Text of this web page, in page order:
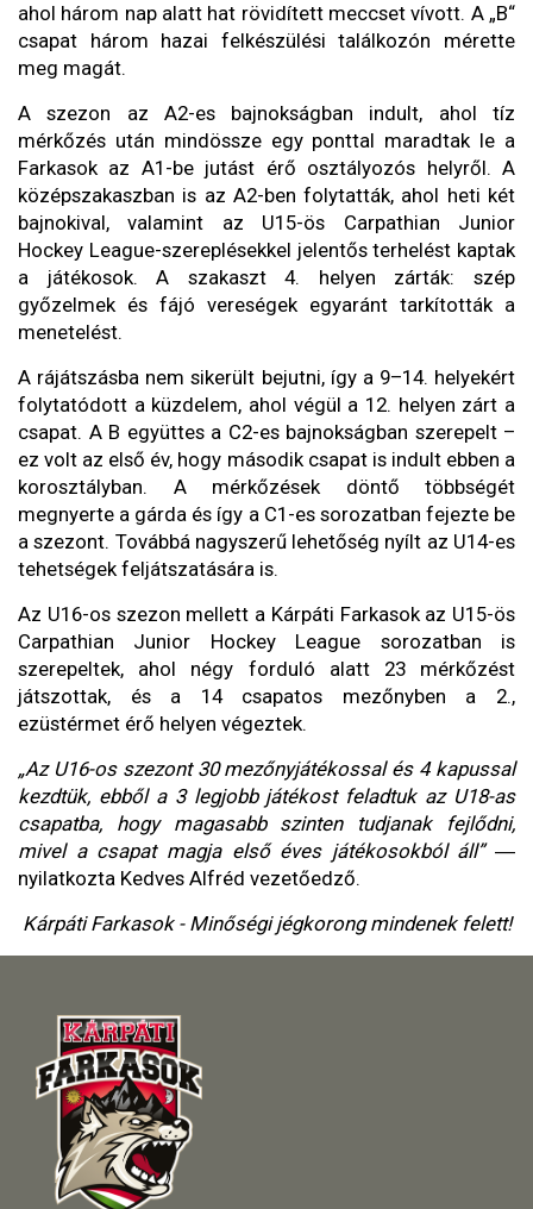
ahol három nap alatt hat rövidített meccset vívott. A „B“
csapat három hazai felkészülési találkozón mérette
meg magát.
A szezon az A2-es bajnokságban indult, ahol tíz
mérkőzés után mindössze egy ponttal maradtak le a
Farkasok az A1-be jutást érő osztályozós helyről. A
középszakaszban is az A2-ben folytatták, ahol heti két
bajnokival, valamint az U15-ös Carpathian Junior
Hockey League-szereplésekkel jelentős terhelést kaptak
a játékosok. A szakaszt 4. helyen zárták: szép
győzelmek és fájó vereségek egyaránt tarkították a
menetelést.
A rájátszásba nem sikerült bejutni, így a 9–14. helyekért
folytatódott a küzdelem, ahol végül a 12. helyen zárt a
csapat. A B együttes a C2-es bajnokságban szerepelt –
ez volt az első év, hogy második csapat is indult ebben a
korosztályban. A mérkőzések döntő többségét
megnyerte a gárda és így a C1-es sorozatban fejezte be
a szezont. Továbbá nagyszerű lehetőség nyílt az U14-es
tehetségek feljátszatására is.
Az U16-os szezon mellett a Kárpáti Farkasok az U15-ös
Carpathian Junior Hockey League sorozatban is
szerepeltek, ahol négy forduló alatt 23 mérkőzést
játszottak, és a 14 csapatos mezőnyben a 2.,
ezüstérmet érő helyen végeztek.
„Az U16-os szezont 30 mezőnyjátékossal és 4 kapussal
kezdtük, ebből a 3 legjobb játékost feladtuk az U18-as
csapatba, hogy magasabb szinten tudjanak fejlődni,
mivel a csapat magja első éves játékosokból áll”―
nyilatkozta Kedves Alfréd vezetőedző.
Kárpáti Farkasok - Minőségi jégkorong mindenek felett!